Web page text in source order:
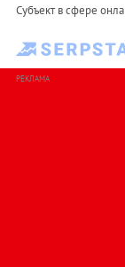
Субъект в сфере
РЕКЛАМА